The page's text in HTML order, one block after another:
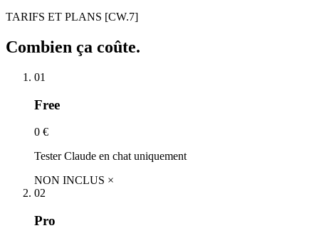
TARIFS ET PLANS [CW.7]
Combien ça coûte.
01
Free
0 €
Tester Claude en chat uniquement
NON INCLUS ×
02
Pro